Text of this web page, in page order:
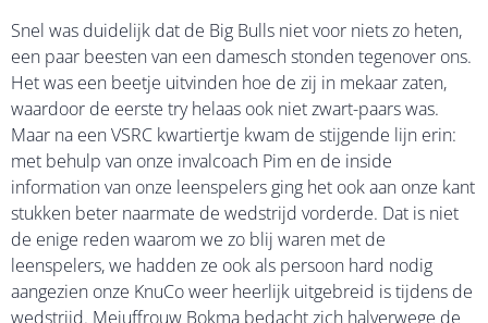
Snel was duidelijk dat de Big Bulls niet voor niets zo heten,
een paar beesten van een damesch stonden tegenover ons.
Het was een beetje uitvinden hoe de zij in mekaar zaten,
waardoor de eerste try helaas ook niet zwart-paars was.
Maar na een VSRC kwartiertje kwam de stijgende lijn erin:
met behulp van onze invalcoach Pim en de inside
information van onze leenspelers ging het ook aan onze kant
stukken beter naarmate de wedstrijd vorderde. Dat is niet
de enige reden waarom we zo blij waren met de
leenspelers, we hadden ze ook als persoon hard nodig
aangezien onze KnuCo weer heerlijk uitgebreid is tijdens de
wedstrijd. Mejuffrouw Bokma bedacht zich halverwege de